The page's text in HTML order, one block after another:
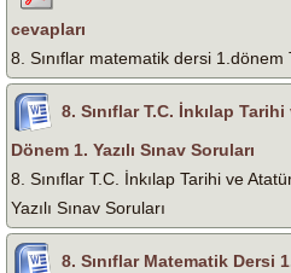
cevapları
8. Sınıflar matematik dersi 1.dönem
8. Sınıflar T.C. İnkılap
Dönem 1. Yazılı Sınav Soruları
8. Sınıflar T.C. İnkılap Tarihi ve
Yazılı Sınav Soruları
8. Sınıflar Matematik Dersi